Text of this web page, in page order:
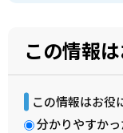
この情報
この情報はお役
分かりやすかっ